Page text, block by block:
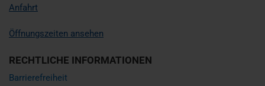
Anfahrt
Öffnungszeiten ansehen
RECHTLICHE INFORMATIONEN
Barrierefreiheit